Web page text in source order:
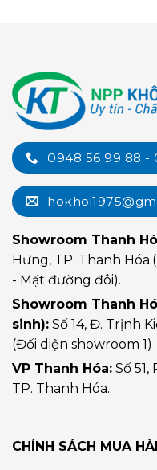
0948 56 99 88 -
Showroom Thanh
Hưng, TP. Thanh
- Mặt đường đôi).
Showroom Thanh
sinh): Số 14, Đ. Trịnh
(Đối diện showroom 1)
VP Thanh Hóa: Số
TP. Thanh Hóa.
CHÍNH SÁCH MUA